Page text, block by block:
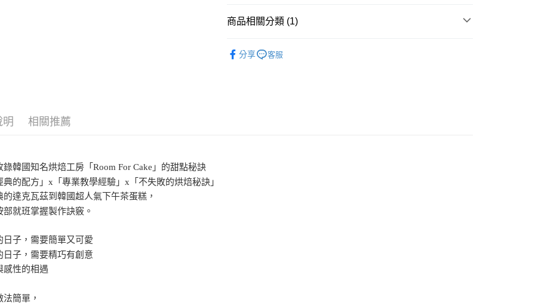
商品相關分類 (1)
分享
客服
明 相關推薦
錄韓國知名烘焙工房「Room For Cake」的甜點秘訣
典的配方」x「專業教學經驗」x「不失敗的烘焙秘訣」
的達克瓦茲到韓國超人氣下午茶蛋糕，
部就班掌握製作訣竅。
日子，需要簡單又可愛
日子，需要精巧有創意
感性的相遇
法簡單，